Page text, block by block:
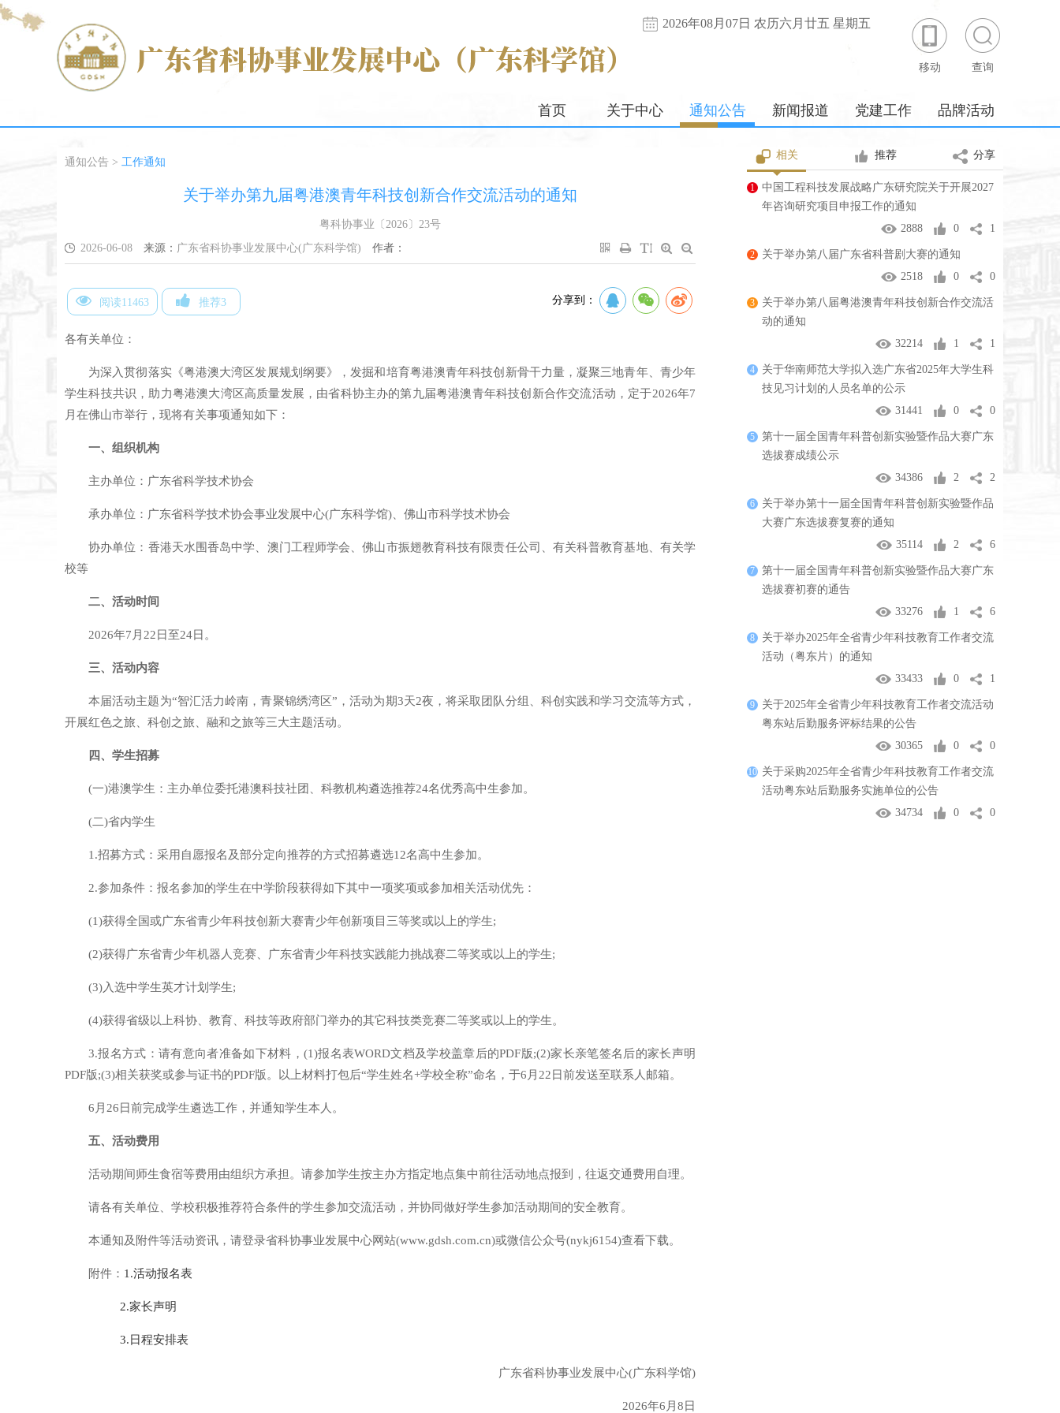
2026年08月07日 农历六月廿五 星期五
移动 查询
首页 关于中心 通知公告 新闻报道 党建工作 品牌活动
通知公告 > 工作通知
关于举办第九届粤港澳青年科技创新合作交流活动的通知
粤科协事业〔2026〕23号
2026-06-08
来源： 广东省科协事业发展中心(广东科学馆) 作者：
阅读11463 推荐3 分享到：
各有关单位：
为深入贯彻落实《粤港澳大湾区发展规划纲要》，发掘和培育粤港澳青年科技创新骨干力量，凝聚三地青年、青少年
学生科技共识，助力粤港澳大湾区高质量发展，由省科协主办的第九届粤港澳青年科技创新合作交流活动，定于2026年7
月在佛山市举行，现将有关事项通知如下：
一、组织机构
主办单位：广东省科学技术协会
承办单位：广东省科学技术协会事业发展中心(广东科学馆)、佛山市科学技术协会
协办单位：香港天水围香岛中学、澳门工程师学会、佛山市振翅教育科技有限责任公司、有关科普教育基地、有关学
校等
二、活动时间
2026年7月22日至24日。
三、活动内容
本届活动主题为“智汇活力岭南，青聚锦绣湾区”，活动为期3天2夜，将采取团队分组、科创实践和学习交流等方式，
开展红色之旅、科创之旅、融和之旅等三大主题活动。
四、学生招募
(一)港澳学生：主办单位委托港澳科技社团、科教机构遴选推荐24名优秀高中生参加。
(二)省内学生
1.招募方式：采用自愿报名及部分定向推荐的方式招募遴选12名高中生参加。
2.参加条件：报名参加的学生在中学阶段获得如下其中一项奖项或参加相关活动优先：
(1)获得全国或广东省青少年科技创新大赛青少年创新项目三等奖或以上的学生;
(2)获得广东省青少年机器人竞赛、广东省青少年科技实践能力挑战赛二等奖或以上的学生;
(3)入选中学生英才计划学生;
(4)获得省级以上科协、教育、科技等政府部门举办的其它科技类竞赛二等奖或以上的学生。
3.报名方式：请有意向者准备如下材料，(1)报名表WORD文档及学校盖章后的PDF版;(2)家长亲笔签名后的家长声明
PDF版;(3)相关获奖或参与证书的PDF版。以上材料打包后“学生姓名+学校全称”命名，于6月22日前发送至联系人邮箱。
6月26日前完成学生遴选工作，并通知学生本人。
五、活动费用
活动期间师生食宿等费用由组织方承担。请参加学生按主办方指定地点集中前往活动地点报到，往返交通费用自理。
请各有关单位、学校积极推荐符合条件的学生参加交流活动，并协同做好学生参加活动期间的安全教育。
本通知及附件等活动资讯，请登录省科协事业发展中心网站(www.gdsh.com.cn)或微信公众号(nykj6154)查看下载。
附件： 1.活动报名表
2.家长声明
3.日程安排表
广东省科协事业发展中心(广东科学馆)
2026年6月8日
相关 推荐 分享
1
中国工程科技发展战略广东研究院关于开展2027
年咨询研究项目申报工作的通知
2888
0 1
2
关于举办第八届广东省科普剧大赛的通知
2518
0 0
3
关于举办第八届粤港澳青年科技创新合作交流活
动的通知
32214
1 1
4
关于华南师范大学拟入选广东省2025年大学生科
技见习计划的人员名单的公示
31441
0 0
5
第十一届全国青年科普创新实验暨作品大赛广东
选拔赛成绩公示
34386
2 2
6
关于举办第十一届全国青年科普创新实验暨作品
大赛广东选拔赛复赛的通知
35114
2 6
7
第十一届全国青年科普创新实验暨作品大赛广东
选拔赛初赛的通告
33276
1 6
8
关于举办2025年全省青少年科技教育工作者交流
活动（粤东片）的通知
33433
0 1
9
关于2025年全省青少年科技教育工作者交流活动
粤东站后勤服务评标结果的公告
30365
0 0
10 关于采购2025年全省青少年科技教育工作者交流
活动粤东站后勤服务实施单位的公告
34734
0 0